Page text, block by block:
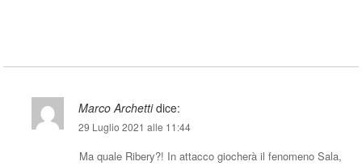
Marco Archetti dice:
29 Luglio 2021 alle 11:44
Ma quale Ribery?! In attacco giocherà il fenomeno Sala,